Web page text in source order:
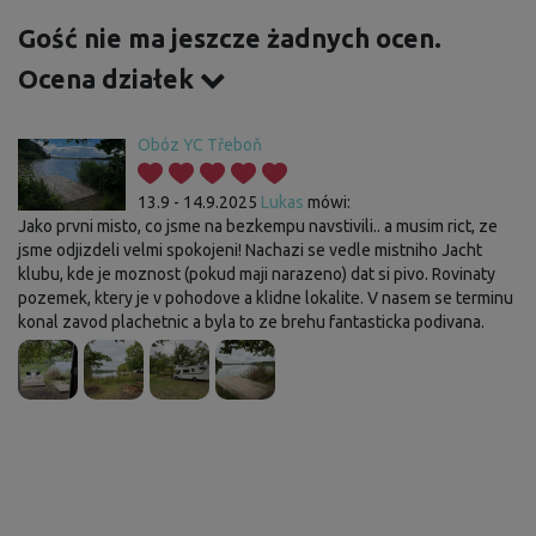
Gość nie ma jeszcze żadnych ocen.
Ocena działek
Obóz YC Třeboň
13.9 - 14.9.2025 Lukas mówi:
Jako prvni misto, co jsme na bezkempu navstivili.. a musim rict, ze
jsme odjizdeli velmi spokojeni! Nachazi se vedle mistniho Jacht
klubu, kde je moznost (pokud maji narazeno) dat si pivo. Rovinaty
pozemek, ktery je v pohodove a klidne lokalite. V nasem se terminu
konal zavod plachetnic a byla to ze brehu fantasticka podivana.